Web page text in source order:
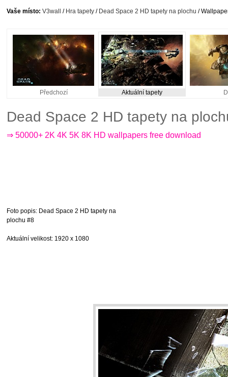
Vaše místo: V3wall / Hra tapety / Dead Space 2 HD tapety na plochu /
Předchozí Aktuální tapety
Dead Space 2 HD tapety na
⇒ 50000+ 2K 4K 5K 8K HD wallpapers free download
Foto popis: Dead Space 2 HD tapety na
plochu #8
Aktuální velikost: 1920 x 1080